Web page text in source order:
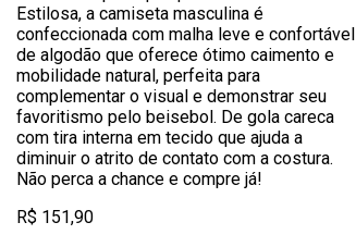
Estilosa, a camiseta masculina é
confeccionada com malha leve e confortável
de algodão que oferece ótimo caimento e
mobilidade natural, perfeita para
complementar o visual e demonstrar seu
favoritismo pelo beisebol. De gola careca
com tira interna em tecido que ajuda a
diminuir o atrito de contato com a costura.
Não perca a chance e compre já!
R$ 151,90